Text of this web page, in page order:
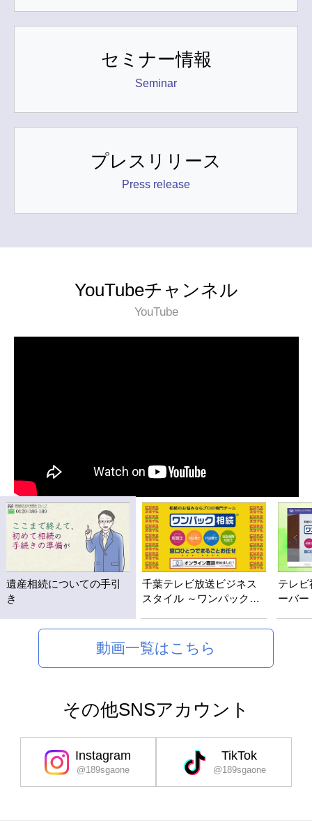
セミナー情報
Seminar
プレスリリース
Press release
YouTubeチャンネル
YouTube
遺産相続についての手引
き
千葉テレビ放送ビジネス
スタイル ～ワンパック相
テレ
ーバ
動画一覧はこちら
その他SNSアカウント
Instagram
@189sgaone
TikTok
@189sgaone